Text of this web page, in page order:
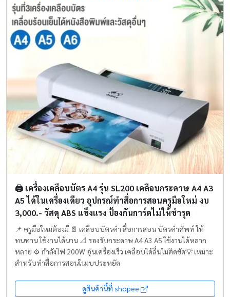
🖨️ เครื่องเคลือบบัตร A4 รุ่น SL200 เคลือบกระดาษ A4 A3
A5 ได้ในเครื่องเดียว อุปกรณ์ทำสื่อการสอนครูมือใหม่ งบ
3,000.- วัสดุ ABS แข็งแรง ป้องกันการ์ดไม่ให้ชำรุด
📌 ครูมือใหม่ต้องมี 📄 เคลือบบัตรคำ สื่อการสอน บัตรคำศัพท์ ให้
ทนทาน ใช้งานได้นาน 📐 รองรับกระดาษ A4 A3 A5 ใช้งานได้หลาก
หลาย ⚙️ กำลังไฟ 200W อุ่นเครื่องเร็ว เคลือบได้ลื่นไม่ติดขัด💡 เหมาะ
สำหรับทำสื่อการสอนในงบประหยัด
ดูสินค้านี้ที่ shopee